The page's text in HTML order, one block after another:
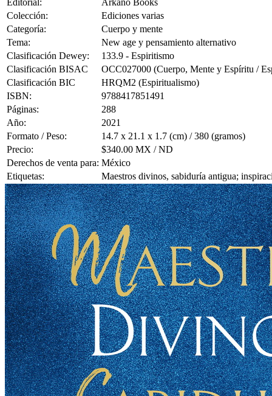
Editorial:
Arkano Books
Colección:
Ediciones varias
Categoría:
Cuerpo y mente
Tema:
New age y pensamiento alternativo
Clasificación Dewey:
133.9 - Espiritismo
Clasificación BISAC
OCC027000 (Cuerpo, Mente y Espíritu /
Clasificación BIC
HRQM2 (Espiritualismo)
ISBN:
9788417851491
Páginas:
288
Año:
2021
Formato / Peso:
14.7 x 21.1 x 1.7 (cm) / 380 (gramos)
Precio:
$340.00 MX / ND
Derechos de venta para: México
Etiquetas:
Maestros divinos, sabiduría antigua;